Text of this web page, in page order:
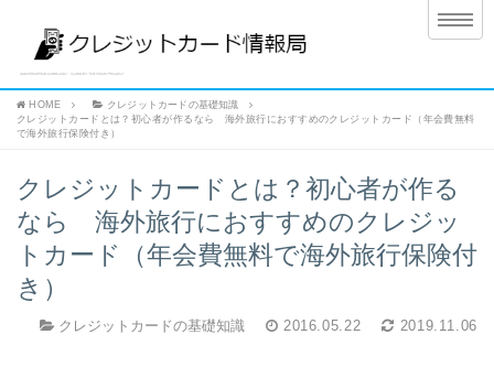
HOME
クレジットカードの基礎知識
クレジットカードとは？初心者が作るなら 海外旅行におすすめのクレジットカード（年会費無料
で海外旅行保険付き）
クレジットカードとは？初心者が作る
なら 海外旅行におすすめのクレジッ
トカード（年会費無料で海外旅行保険付
き）
クレジットカードの基礎知識 2016.05.22 2019.11.06